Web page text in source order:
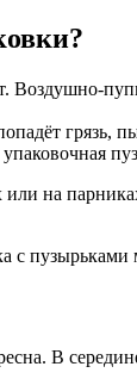
грязь,
на
с
В